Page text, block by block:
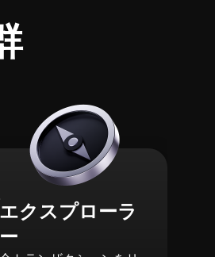
エクスプローラ
ー